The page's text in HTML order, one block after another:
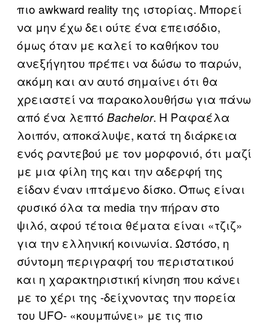
πιο awkward reality της ιστορίας. Μπορεί
να μην έχω δει ούτε ένα επεισόδιο,
όμως όταν με καλεί το καθήκον του
ανεξήγητου πρέπει να δώσω το παρών,
ακόμη και αν αυτό σημαίνει ότι θα
χρειαστεί να παρακολουθήσω για πάνω
από ένα λεπτό Bachelor. Η Ραφαέλα
λοιπόν, αποκάλυψε, κατά τη διάρκεια
ενός ραντεβού με τον μορφονιό, ότι μαζί
με μια φίλη της και την αδερφή της
είδαν έναν ιπτάμενο δίσκο. Όπως είναι
φυσικό όλα τα media την πήραν στο
ψιλό, αφού τέτοια θέματα είναι «τζιζ»
για την ελληνική κοινωνία. Ωστόσο, η
σύντομη περιγραφή του περιστατικού
και η χαρακτηριστική κίνηση που κάνει
με το χέρι της -δείχνοντας την πορεία
του UFO- «κουμπώνει» με τις πιο